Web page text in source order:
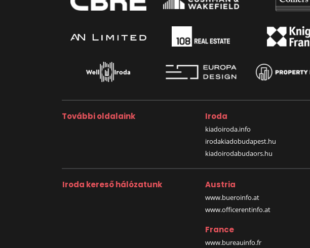
További oldalaink Iroda
kiadoiroda.info
irodakiadobudapest.hu
kiadoirodabudaors.hu
Iroda kereső hálózatunk Austria
www.bueroinfo.at
www.officerentinfo.at
France
www.bureauinfo.fr